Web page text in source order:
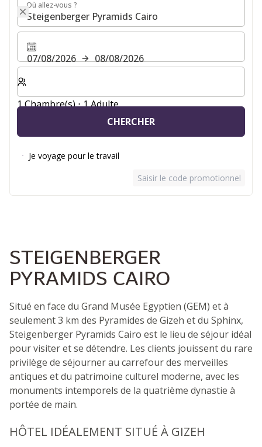
Où allez-vous ?
Où allez-vous ?
07/08/2026
08/08/2026
Sélectionnez le nombre de chambres et d'invités pour
1 Chambre(s) ⋅ 1 Adulte
CHERCHER
Je voyage pour le travail
Saisir le code promotionnel
STEIGENBERGER
PYRAMIDS CAIRO
Situé en face du Grand Musée Egyptien (GEM) et à
seulement 3 km des Pyramides de Gizeh et du Sphinx,
Steigenberger Pyramids Cairo est le lieu de séjour idéal
pour visiter et se détendre. Les clients jouissent du rare
privilège de séjourner au carrefour des merveilles
antiques et du patrimoine culturel moderne, avec les
monuments intemporels de la quatrième dynastie à
portée de main.
HÔTEL IDÉALEMENT SITUÉ À GIZEH